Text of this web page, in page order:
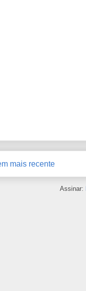
mais recente
Assinar: